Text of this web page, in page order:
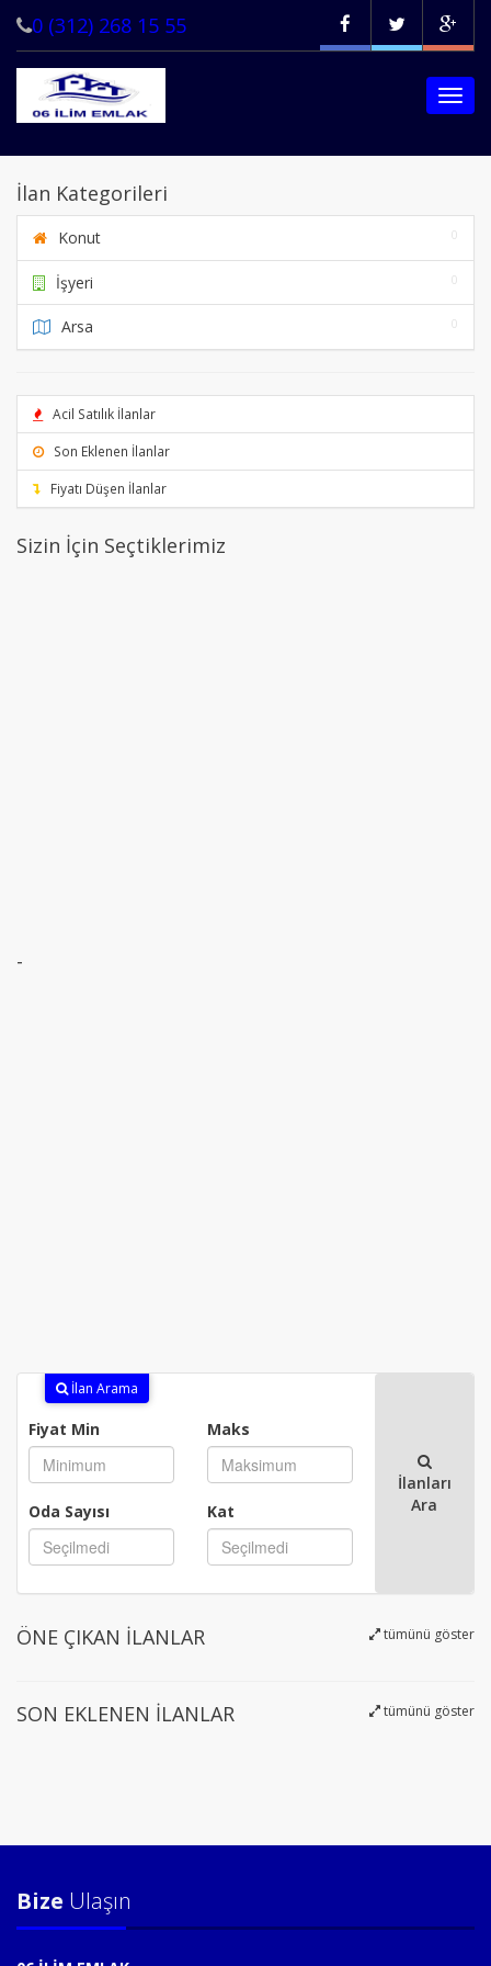
0 (312) 268 15 55
ANASAYFA
İLANLAR
KREDİ HESAPLAMA
İLETİŞİM
İlan Kategorileri
Konut 0
Satılık
Kiralık
İşyeri 0
Satılık
Kiralık
Arsa 0
Acil Satılık İlanlar
Son Eklenen İlanlar
Fiyatı Düşen İlanlar
Sizin İçin Seçtiklerimiz
-
İlan Arama
Fiyat Min Maks
Oda Sayısı
Oda Sayısı
Kat
Kat
İlanları
Ara
ÖNE ÇIKAN İLANLAR tümünü göster
SON EKLENEN İLANLAR tümünü göster
Bize Ulaşın